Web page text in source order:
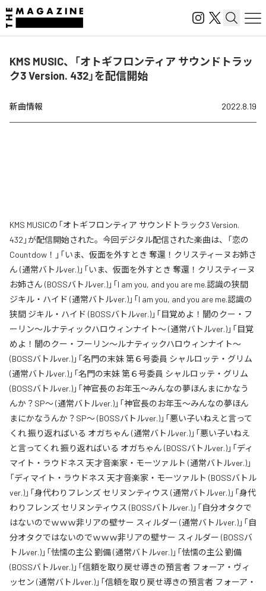
KMS MUSIC、「オトギフロンティア サウンドトラッ
ク3 Version. 432」を配信開始
新曲情報 2022.8.19
KMS MUSICの「オトギフロンティア サウンドトラック3 Version.
432」が配信開始された。今回デジタル配信された楽曲は、「恋の
Countdow！」「いま、仮面を外すとき 奪還！クリスティーヌお姉さ
ん (通常バトルver.)」「いま、仮面を外すとき 奪還！クリスティーヌ
お姉さん (BOSSバトルver.)」「I am you, and you are me.認識の狭間
ジキル・ハイド (通常バトルver.)」「I am you, and you are me.認識の
狭間 ジキル・ハイド (BOSSバトルver.)」「目覚めよ！闇のクー・フ
ーリン～ルナティックハロウィンナイト～ (通常バトルver.)」「目覚
めよ！闇のクー・フーリン～ルナティックハロウィンナイト～
(BOSSバトルver.)」「名門の末妹 第６号委員 シャルロッテ・グリム
(通常バトルver.)」「名門の末妹 第６号委員 シャルロッテ・グリム
(BOSSバトルver.)」「神官長のお年玉～みんなの夢ほんまにかなう
んか？SP～ (通常バトルver.)」「神官長のお年玉～みんなの夢ほん
まにかなうんか？SP～ (BOSSバトルver.)」「悪い子いねえと言って
くれ 振り返ればいる オガちゃん (通常バトルver.)」「悪い子いねえ
と言ってくれ 振り返ればいる オガちゃん (BOSSバトルver.)」「ディ
マイト・ラウドネス 天才音楽家・モーツァルト (通常バトルver.)」
「ディマイト・ラウドネス 天才音楽家・モーツァルト (BOSSバトル
ver.)」「身代わりフレンズ セリヌンティウス (通常バトルver.)」「身代
わりフレンズ セリヌンティウス (BOSSバトルver.)」「自分オタクで
はないのでｗｗｗ非リアの壁サー スィルダー (通常バトルver.)」「自
分オタクではないのでｗｗｗ非リアの壁サー スィルダー (BOSSバ
トルver.)」「怯懦の主公 劉備 (通常バトルver.)」「怯懦の主公 劉備
(BOSSバトルver.)」「信頼を取り戻せ導きの預言者 フォーア・ヴィ
ッセン (通常バトルver.)」「信頼を取り戻せ導きの預言者 フォーア・